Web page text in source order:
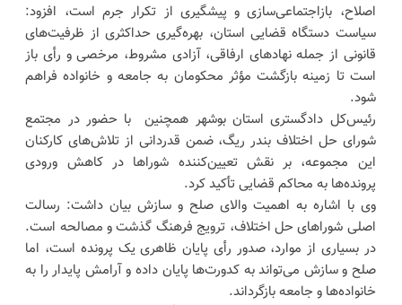
اصلاح، بازاجتماعی‌سازی و پیشگیری از تکرار جرم است، افزود:
سیاست دستگاه قضایی استان، بهره‌گیری حداکثری از ظرفیت‌های
قانونی از جمله نهادهای ارفاقی، آزادی مشروط، مرخصی و رأی باز
است تا زمینه بازگشت مؤثر محکومان به جامعه و خانواده فراهم
شود.
رئیس‌کل دادگستری استان بوشهر همچنین با حضور در مجتمع
شورای حل اختلاف بندر ریگ، ضمن قدردانی از تلاش‌های کارکنان
این مجموعه، بر نقش تعیین‌کننده شوراها در کاهش ورودی
پرونده‌ها به محاکم قضایی تأکید کرد.
وی با اشاره به اهمیت والای صلح و سازش بیان داشت: رسالت
اصلی شوراهای حل اختلاف، ترویج فرهنگ گذشت و مصالحه است.
در بسیاری از موارد، صدور رأی پایان ظاهری یک پرونده است، اما
صلح و سازش می‌تواند به کدورت‌ها پایان داده و آرامش پایدار را به
خانواده‌ها و جامعه بازگرداند.